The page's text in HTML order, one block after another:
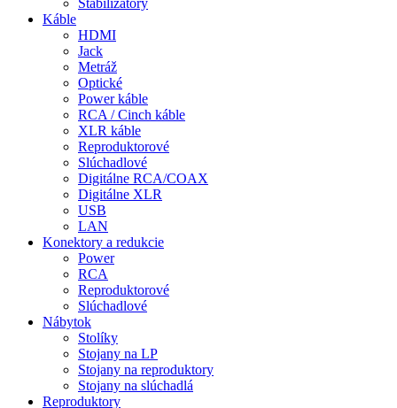
Stabilizátory
Káble
HDMI
Jack
Metráž
Optické
Power káble
RCA / Cinch káble
XLR káble
Reproduktorové
Slúchadlové
Digitálne RCA/COAX
Digitálne XLR
USB
LAN
Konektory a redukcie
Power
RCA
Reproduktorové
Slúchadlové
Nábytok
Stolíky
Stojany na LP
Stojany na reproduktory
Stojany na slúchadlá
Reproduktory